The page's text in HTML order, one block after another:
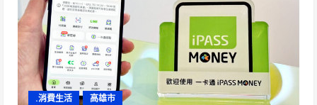
.消費生活 高雄市